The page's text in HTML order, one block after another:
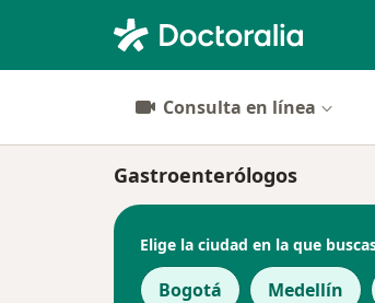
Consulta en línea
Gastroenterólogos
Elige la ciudad en la que
Bogotá Medellín